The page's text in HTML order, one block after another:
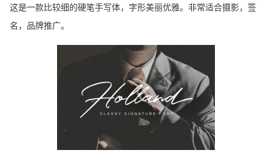
这是一款比较细的硬笔手写体，字形美丽优雅。非常适合摄影，签
名，品牌推广。